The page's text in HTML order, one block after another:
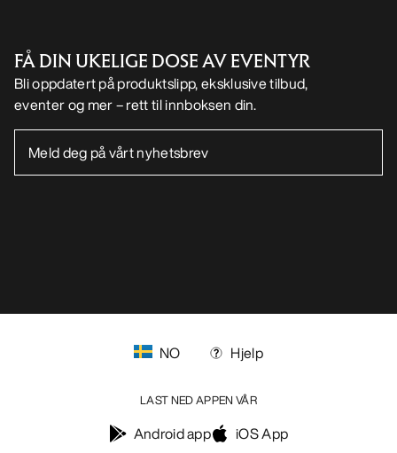
FÅ DIN UKELIGE DOSE AV EVENTYR
Bli oppdatert på produktslipp, eksklusive tilbud,
eventer og mer – rett til innboksen din.
NO Hjelp
LAST NED APPEN VÅR
Android app iOS App